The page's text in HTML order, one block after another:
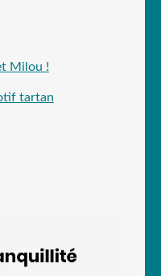
Milou !
tartan